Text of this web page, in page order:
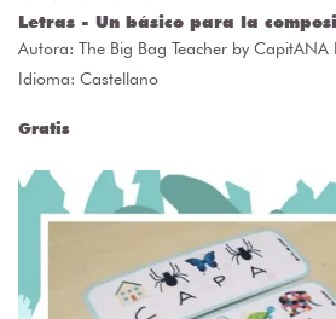
Letras - Un básico para la
Autora: The Big Bag Teacher by CapitANA
Idioma: Castellano
Gratis